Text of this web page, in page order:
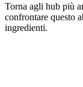
Torna agli hub più
confrontare questo
ingredienti.